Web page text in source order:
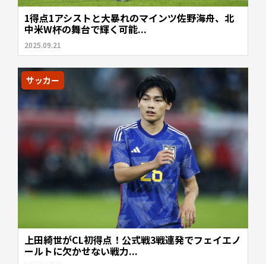
1得点1アシストと大暴れのマインツ佐野海舟、北
中米W杯の舞台で輝く可能...
2025.09.21
サッカー
上田綺世がCL初得点！公式戦3戦連発でフェイエノ
ールトに欠かせない戦力...